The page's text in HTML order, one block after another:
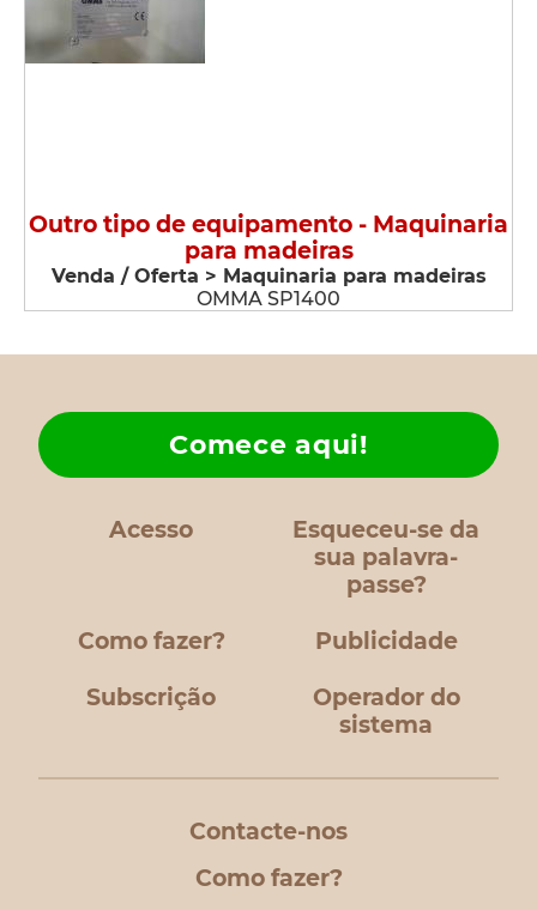
Outro tipo de equipamento - Maquinaria
para madeiras
Venda / Oferta > Maquinaria para madeiras
OMMA SP1400
Acesso
Esqueceu-se da
sua palavra-
passe?
Como fazer?
Comece aqui!
Publicidade
Subscrição
Operador do
sistema
Contacte-nos
Como fazer?